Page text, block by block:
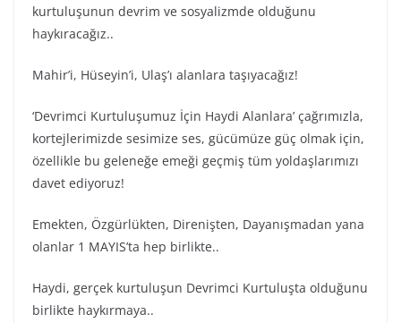
kurtuluşunun devrim ve sosyalizmde olduğunu
haykıracağız..
Mahir’i, Hüseyin’i, Ulaş’ı alanlara taşıyacağız!
‘Devrimci Kurtuluşumuz İçin Haydi Alanlara’ çağrımızla,
kortejlerimizde sesimize ses, gücümüze güç olmak için,
özellikle bu geleneğe emeği geçmiş tüm yoldaşlarımızı
davet ediyoruz!
Emekten, Özgürlükten, Direnişten, Dayanışmadan yana
olanlar 1 MAYIS’ta hep birlikte..
Haydi, gerçek kurtuluşun Devrimci Kurtuluşta olduğunu
birlikte haykırmaya..